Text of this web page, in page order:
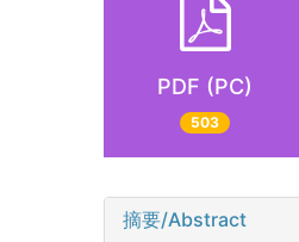
PDF (PC)
503
摘要/Abstract